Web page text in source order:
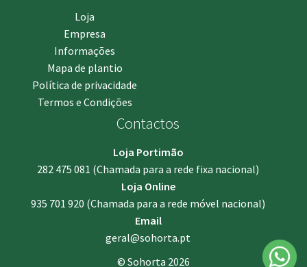
Loja
Empresa
Informações
Mapa de plantio
Política de privacidade
Termos e Condições
Contactos
Loja Portimão
282 475 081 (Chamada para a rede fixa nacional)
Loja Online
935 701 920 (Chamada para a rede móvel nacional)
Email
geral@sohorta.pt
© Sohorta 2026